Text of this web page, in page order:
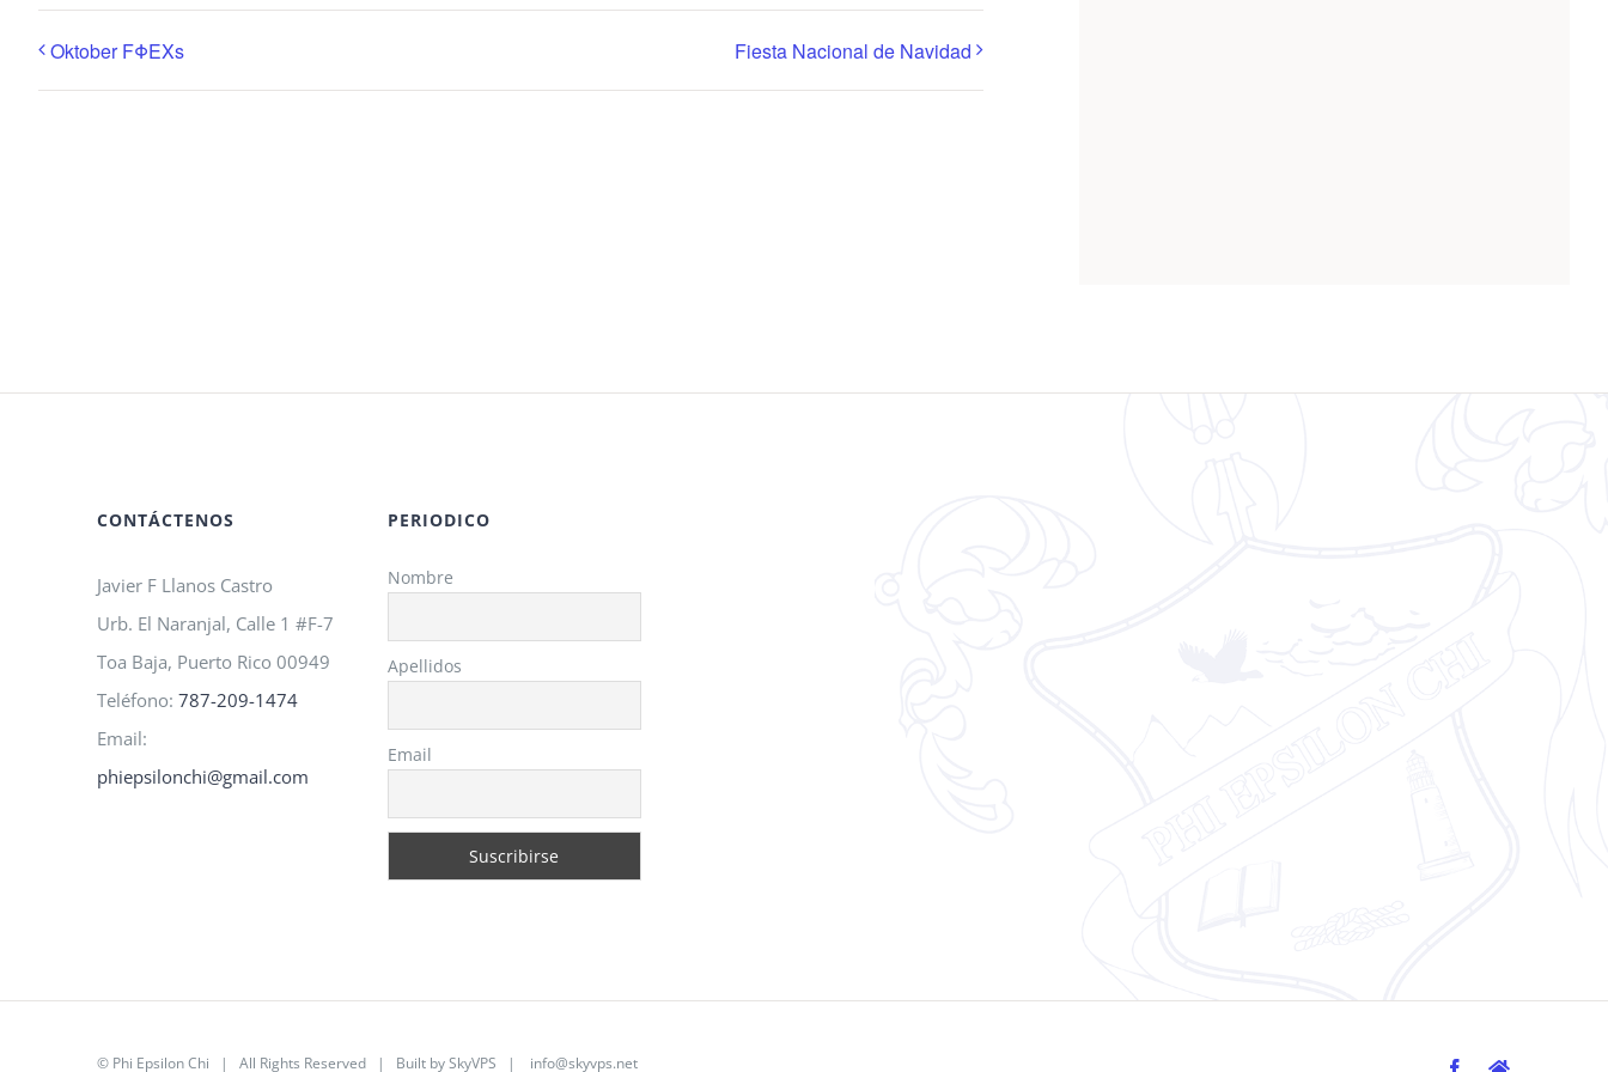
Oktober FΦEXs Fiesta Nacional de Navidad
CONTÁCTENOS
Javier F Llanos Castro
Urb. El Naranjal, Calle 1 #F-7
Toa Baja, Puerto Rico 00949
Teléfono:787-209-1474
Email:
phiepsilonchi@gmail.com
PERIODICO
Nombre
Apellidos
Email
© Phi Epsilon Chi | All Rights Reserved | Built bySkyVPS | info@skyvps.net FacebookFacebook